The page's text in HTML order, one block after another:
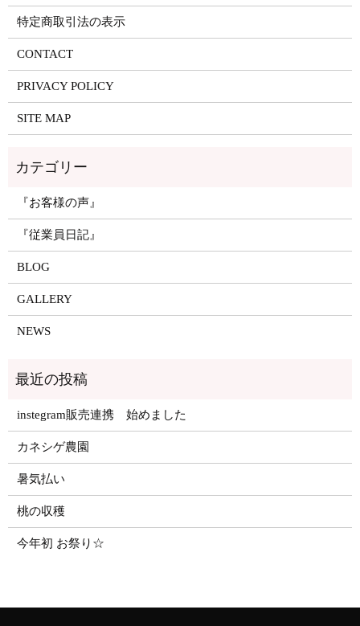
特定商取引法の表示
CONTACT
PRIVACY POLICY
SITE MAP
『お客様の声』
『従業員日記』
BLOG
GALLERY
NEWS
instegram販売連携 始めました
カネシゲ農園
暑気払い
桃の収穫
今年初 お祭り☆